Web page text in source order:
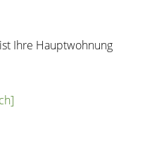
Ihre Hauptwohnung